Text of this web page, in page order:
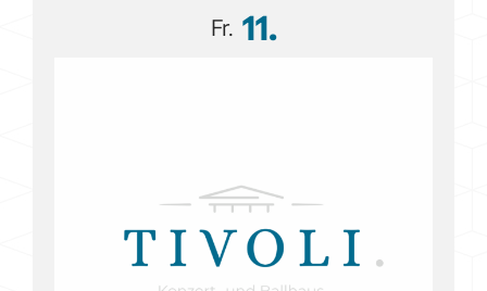
Fr. 11.